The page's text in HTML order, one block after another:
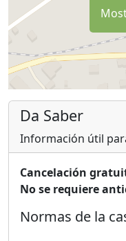
Da Saber
Información útil
Cancelación
No se requiere
Normas de la